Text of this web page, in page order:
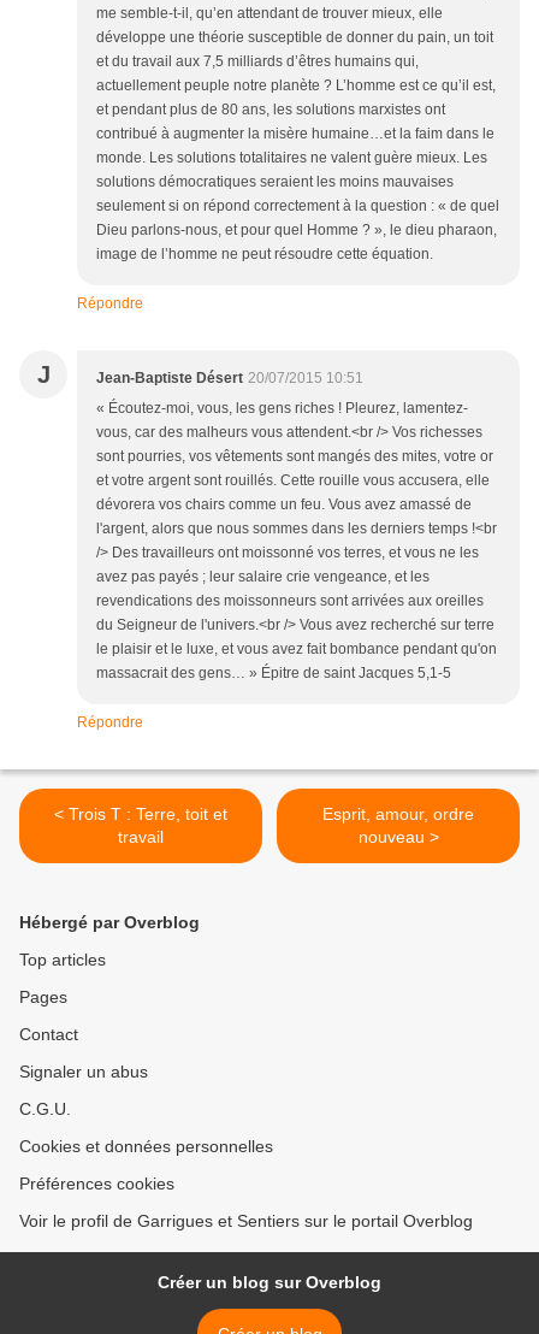
me semble-t-il, qu’en attendant de trouver mieux, elle
développe une théorie susceptible de donner du pain, un toit
et du travail aux 7,5 milliards d’êtres humains qui,
actuellement peuple notre planète ? L’homme est ce qu’il est,
et pendant plus de 80 ans, les solutions marxistes ont
contribué à augmenter la misère humaine…et la faim dans le
monde. Les solutions totalitaires ne valent guère mieux. Les
solutions démocratiques seraient les moins mauvaises
seulement si on répond correctement à la question : « de quel
Dieu parlons-nous, et pour quel Homme ? », le dieu pharaon,
image de l’homme ne peut résoudre cette équation.
Répondre
J Jean-Baptiste Désert 20/07/2015 10:51
« Écoutez-moi, vous, les gens riches ! Pleurez, lamentez-
vous, car des malheurs vous attendent.<br /> Vos richesses
sont pourries, vos vêtements sont mangés des mites, votre or
et votre argent sont rouillés. Cette rouille vous accusera, elle
dévorera vos chairs comme un feu. Vous avez amassé de
l'argent, alors que nous sommes dans les derniers temps !<br
/> Des travailleurs ont moissonné vos terres, et vous ne les
avez pas payés ; leur salaire crie vengeance, et les
revendications des moissonneurs sont arrivées aux oreilles
du Seigneur de l'univers.<br /> Vous avez recherché sur terre
le plaisir et le luxe, et vous avez fait bombance pendant qu'on
massacrait des gens… » Épitre de saint Jacques 5,1-5
Répondre
< Trois T : Terre, toit et
travail
Esprit, amour, ordre
nouveau >
Hébergé par Overblog
Top articles
Pages
Contact
Signaler un abus
C.G.U.
Cookies et données personnelles
Préférences cookies
Voir le profil de Garrigues et Sentiers sur le portail Overblog
Créer un blog sur Overblog